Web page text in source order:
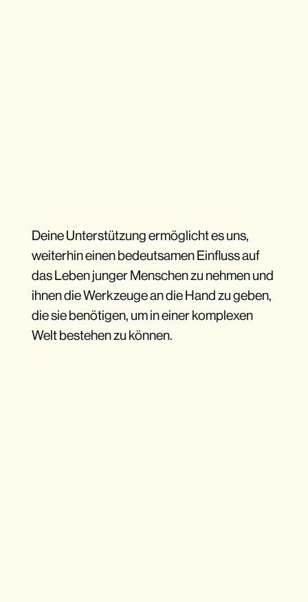
Deine Unterstützung ermöglicht es uns,
weiterhin einen bedeutsamen Einfluss auf
das Leben junger Menschen zu nehmen und
ihnen die Werkzeuge an die Hand zu geben,
die sie benötigen, um in einer komplexen
Welt bestehen zu können.